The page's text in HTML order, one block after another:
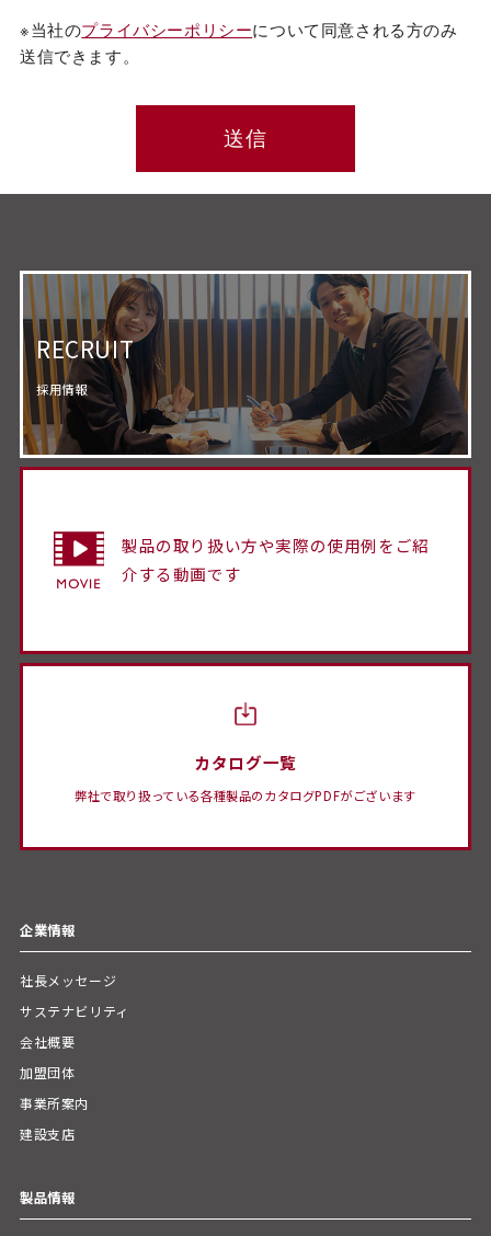
※当社のプライバシーポリシーについて同意される方のみ
送信できます。
RECRUIT
採用情報
製品の取り扱い方や実際の使用例をご紹
介する動画です
カタログ一覧
弊社で取り扱っている各種製品のカタログPDFがございます
企業情報
社長メッセージ
サステナビリティ
会社概要
加盟団体
事業所案内
建設支店
製品情報